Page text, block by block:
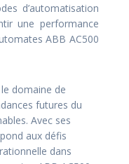
d’automatisation
une performance
ABB AC500
domaine de
futures du
Avec ses
aux défis
dans